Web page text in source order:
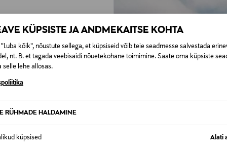
KÜPSISTE JA ANDMEKAITSE KOHTA
"Luba kõik", nõustute sellega, et küpsiseid võib teie seadmesse salvestada
nt. B. et tagada veebisaidi nõuetekohane toimimine. Saate oma küpsiste
selle lehe allosas.
RÜHMADE HALDAMINE
küpsised Alati